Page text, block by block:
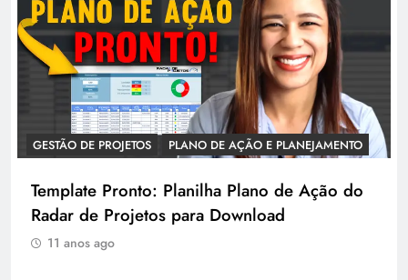
GESTÃO DE PROJETOS PLANO DE AÇÃO E PLANEJAMENTO
Template Pronto: Planilha Plano de Ação do
Radar de Projetos para Download
11 anos ago